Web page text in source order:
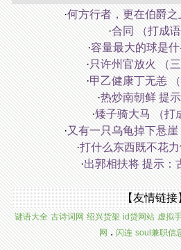
·何方行者，更在伯爵之
·合同 （打成语
·容量最大的球是什
·只许州官放火 （三
·甲乙健康丁无恙 （
·热炒南朝鲜 提
·矮子骑大马 （打
·又有一只乌龟掉下悬崖
·打什么东西既不花力
·出郭相扶将 提示：
【友情链接
谜语大全 古诗词网 绍兴货架 id贷网站 虚拟
网 . 闪连 soul兼职信